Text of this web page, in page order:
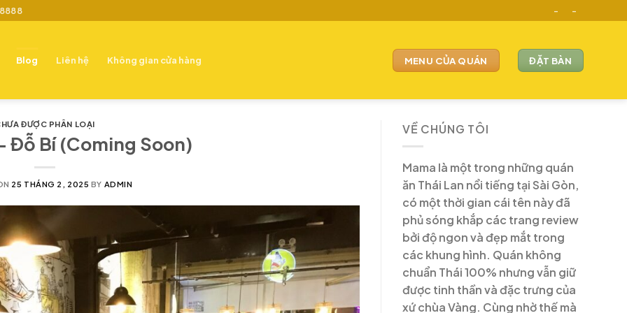
- -
Blog Liên hệ Không gian cửa hàng MENU CỦA QUÁN ĐẶT BÀN
ĐƯỢC PHÂN LOẠI
Đỗ Bí (Coming Soon)
25 THÁNG 2, 2025 BY ADMIN
VỀ CHÚNG TÔI
Mama là một trong những quán
ăn Thái Lan nổi tiếng tại Sài Gòn,
có một thời gian cái tên này đã
phủ sóng khắp các trang review
bởi độ ngon và đẹp mắt trong
các khung hình. Quán không
chuẩn Thái 100% nhưng vẫn giữ
được tinh thần và đặc trưng của
xứ chùa Vàng. Cùng nhờ thế mà